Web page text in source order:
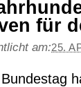
für
am:25.